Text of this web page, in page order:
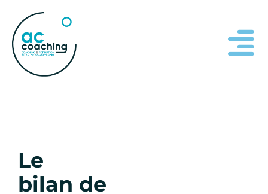
Le
bilan de